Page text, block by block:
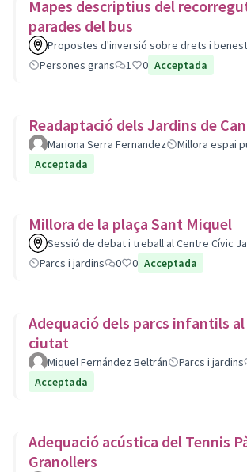
Mapes descriptius del
parades del bus
Propostes d'inversió sobre drets i
Persones grans
1 0 Acceptada
Readaptació dels Jardins de
Mariona Serra Fernandez Millora espai
Acceptada
Millora de la plaça Sant Miquel
Sessió de debat i treball al Centre Cívic
Parcs i jardins
0 0 Acceptada
Adequació dels parcs infantils
ciutat
Miquel Fernández Beltrán Parcs i jardins
Acceptada
Adequació acústica del Tennis
Granollers